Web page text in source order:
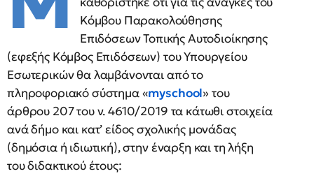
Κόμβου Παρακολούθησης
Επιδόσεων Τοπικής Αυτοδιοίκησης
(εφεξής Κόμβος Επιδόσεων) του Υπουργείου
Εσωτερικών θα λαμβάνονται από το
πληροφοριακό σύστημα «myschool» του
άρθρου 207 του ν. 4610/2019 τα κάτωθι στοιχεία
ανά δήμο και κατ’ είδος σχολικής μονάδας
(δημόσια ή ιδιωτική), στην έναρξη και τη λήξη
του διδακτικού έτους: